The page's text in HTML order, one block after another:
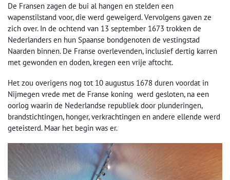
De Fransen zagen de bui al hangen en stelden een
wapenstilstand voor, die werd geweigerd. Vervolgens gaven ze
zich over. In de ochtend van 13 september 1673 trokken de
Nederlanders en hun Spaanse bondgenoten de vestingstad
Naarden binnen. De Franse overlevenden, inclusief dertig karren
met gewonden en doden, kregen een vrije aftocht.
Het zou overigens nog tot 10 augustus 1678 duren voordat in
Nijmegen vrede met de Franse koning werd gesloten, na een
oorlog waarin de Nederlandse republiek door plunderingen,
brandstichtingen, honger, verkrachtingen en andere ellende werd
geteisterd. Maar het begin was er.